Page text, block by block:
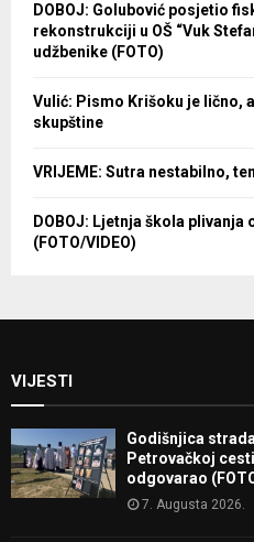
DOBOJ: Golubović posjetio
rekonstrukciji u OŠ “Vuk
udžbenike (FOTO)
Vulić: Pismo Krišoku je lično,
skupštine
VRIJEME: Sutra nestabilno,
DOBOJ: Ljetnja škola
(FOTO/VIDEO)
VIJESTI
Godišnjica
Petrovačkoj
odgovarao
7. Augusta 2026.